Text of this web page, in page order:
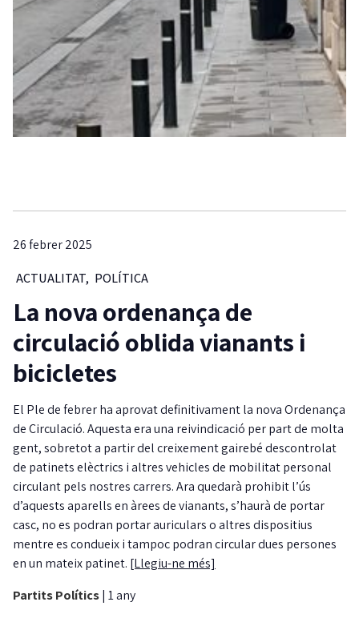
26 febrer 2025
ACTUALITAT, POLÍTICA
La nova ordenança de
circulació oblida vianants i
bicicletes
El Ple de febrer ha aprovat definitivament la nova Ordenança
de Circulació. Aquesta era una reivindicació per part de molta
gent, sobretot a partir del creixement gairebé descontrolat
de patinets elèctrics i altres vehicles de mobilitat personal
circulant pels nostres carrers. Ara quedarà prohibit l’ús
d’aquests aparells en àrees de vianants, s’haurà de portar
casc, no es podran portar auriculars o altres dispositius
mentre es condueix i tampoc podran circular dues persones
en un mateix patinet. [Llegiu-ne més]
Partits Polítics| 1 any